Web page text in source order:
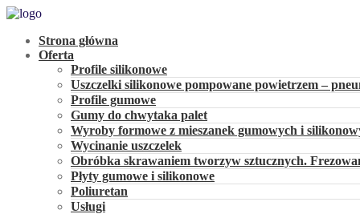
Strona główna
Oferta
Profile silikonowe
Uszczelki silikonowe pompowane powietrzem –
Profile gumowe
Gumy do chwytaka palet
Wyroby formowe z mieszanek gumowych i
Wycinanie uszczelek
Obróbka skrawaniem tworzyw sztucznych.
Płyty gumowe i silikonowe
Poliuretan
Usługi